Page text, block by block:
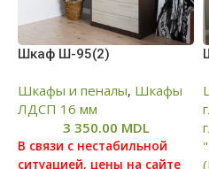
Шкаф Ш-95(2)
Шкафы и пеналы, Шкафы
ЛДСП 16 мм
3 350.00 MDL
В связи с нестабильной
ситуацией, цены на сайте